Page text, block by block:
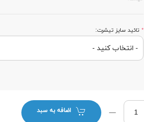
* تائید سایز تیشرت:
اضافه به سبد